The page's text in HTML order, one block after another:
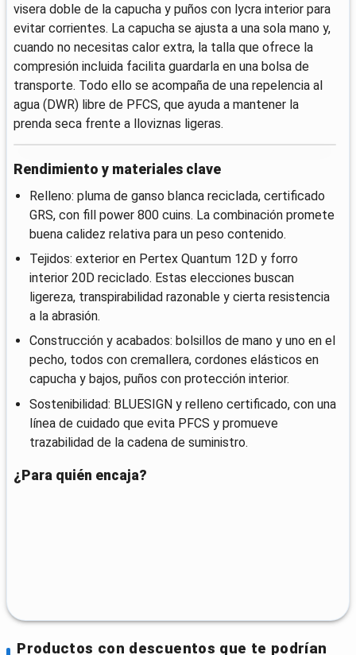
visera doble de la capucha y puños con lycra interior para
evitar corrientes. La capucha se ajusta a una sola mano y,
cuando no necesitas calor extra, la talla que ofrece la
compresión incluida facilita guardarla en una bolsa de
transporte. Todo ello se acompaña de una repelencia al
agua (DWR) libre de PFCS, que ayuda a mantener la
prenda seca frente a lloviznas ligeras.
Rendimiento y materiales clave
Relleno: pluma de ganso blanca reciclada, certificado
GRS, con fill power 800 cuins. La combinación promete
buena calidez relativa para un peso contenido.
Tejidos: exterior en Pertex Quantum 12D y forro
interior 20D reciclado. Estas elecciones buscan
ligereza, transpirabilidad razonable y cierta resistencia
a la abrasión.
Construcción y acabados: bolsillos de mano y uno en el
pecho, todos con cremallera, cordones elásticos en
capucha y bajos, puños con protección interior.
Sostenibilidad: BLUESIGN y relleno certificado, con una
línea de cuidado que evita PFCS y promueve
trazabilidad de la cadena de suministro.
¿Para quién encaja?
Productos con descuentos que te podrían